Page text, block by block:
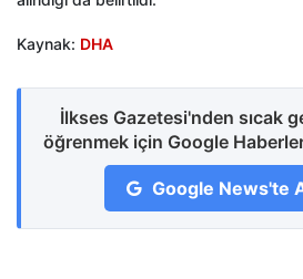
Kaynak: DHA
İlkses Gazetesi'nden sıcak
öğrenmek için Google
Google News'te